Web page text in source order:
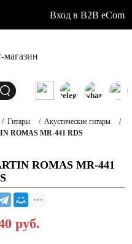
Вход в B2B eCom
/ Гитары / Акустические гитары
/
ROMAS MR-441 RDS
ROMAS MR-441
руб.